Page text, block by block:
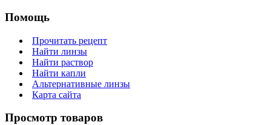
Помощь
Прочитать рецепт
Найти линзы
Найти раствор
Найти капли
Альтернативные линзы
Карта сайта
Просмотр товаров